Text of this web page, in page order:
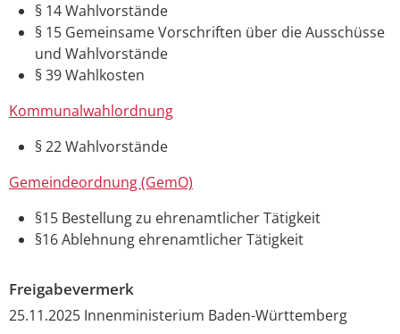
§ 14 Wahlvorstände
§ 15 Gemeinsame Vorschriften über die Ausschüsse
und Wahlvorstände
§ 39 Wahlkosten
Kommunalwahlordnung
§ 22 Wahlvorstände
Gemeindeordnung (GemO)
§15 Bestellung zu ehrenamtlicher Tätigkeit
§16 Ablehnung ehrenamtlicher Tätigkeit
Freigabevermerk
25.11.2025 Innenministerium Baden-Württemberg